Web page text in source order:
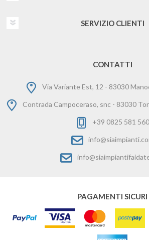
SERVIZIO CLIENTI
CONTATTI
Via Variante Est, 12 - 83030
Contrada Campoceraso, snc - 83030
+39 0825 581 560
PAGAMENTI SICURI